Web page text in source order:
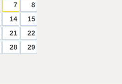
7
8
14
15
21
22
28
29